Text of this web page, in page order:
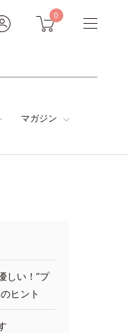
0
マガジン
しい！”プ
ヒント